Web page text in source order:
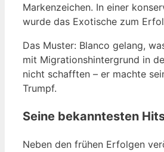
Markenzeichen. In einer
wurde das Exotische zum
Das Muster: Blanco gelang,
mit Migrationshintergrund in
nicht schafften – er machte
Trumpf.
Seine bekanntesten
Neben den frühen Erfolgen